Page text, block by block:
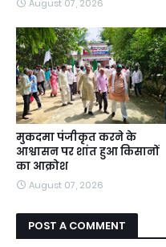
August 07, 2026
मुकदमा पंजीकृत करने के
आश्वासन पर शांत हुआ किसानों
का आक्रोश
August 07, 2026
POST A COMMENT